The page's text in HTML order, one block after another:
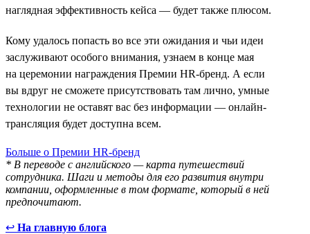
наглядная эффективность кейса — будет также плюсом.
Кому удалось попасть во все эти ожидания и чьи идеи
заслуживают особого внимания, узнаем в конце мая
на церемонии награждения Премии HR-бренд. А если
вы вдруг не сможете присутствовать там лично, умные
технологии не оставят вас без информации — онлайн-
трансляция будет доступна всем.
Больше о Премии HR-бренд
* В переводе с английского — карта путешествий
сотрудника. Шаги и методы для его развития внутри
компании, оформленные в том формате, который в ней
предпочитают.
↩ На главную блога